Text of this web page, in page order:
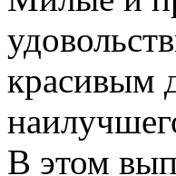
красивым
В этом